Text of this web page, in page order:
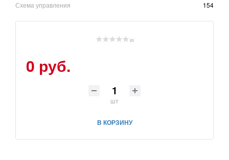
Схема управления
154
(0)
0 руб.
шт
В КОРЗИНУ